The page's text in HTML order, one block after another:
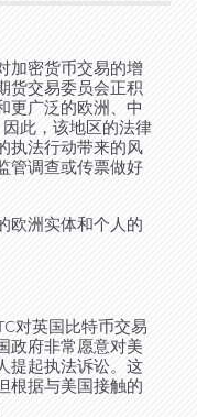
加密货币交易的增
货交易委员会正积
更广泛的欧洲、中
此，该地区的法律
执法行动带来的风
管调查或传票做好
欧洲实体和个人的
对英国比特币交易
政府非常愿意对美
提起执法诉讼。这
根据与美国接触的